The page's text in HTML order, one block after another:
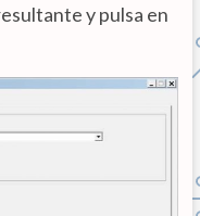
y pulsa en